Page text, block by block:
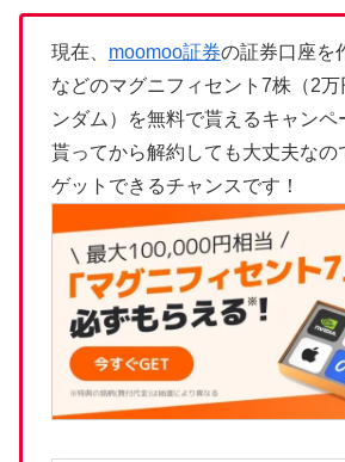
現在、 moomoo証券の証券口座を
などのマグニフィセント7株（2
ンダム）を無料で貰えるキャンペ
貰ってから解約しても大丈夫なの
ゲットできるチャンスです！